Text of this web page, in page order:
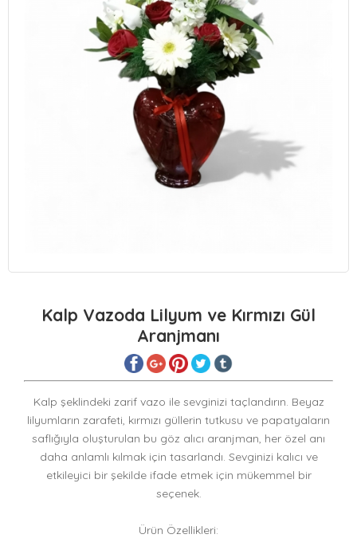
Kalp Vazoda Lilyum ve Kırmızı Gül
Aranjmanı
Kalp şeklindeki zarif vazo ile sevginizi taçlandırın. Beyaz
lilyumların zarafeti, kırmızı güllerin tutkusu ve papatyaların
saflığıyla oluşturulan bu göz alıcı aranjman, her özel anı
daha anlamlı kılmak için tasarlandı. Sevginizi kalıcı ve
etkileyici bir şekilde ifade etmek için mükemmel bir
seçenek.
Ürün Özellikleri: